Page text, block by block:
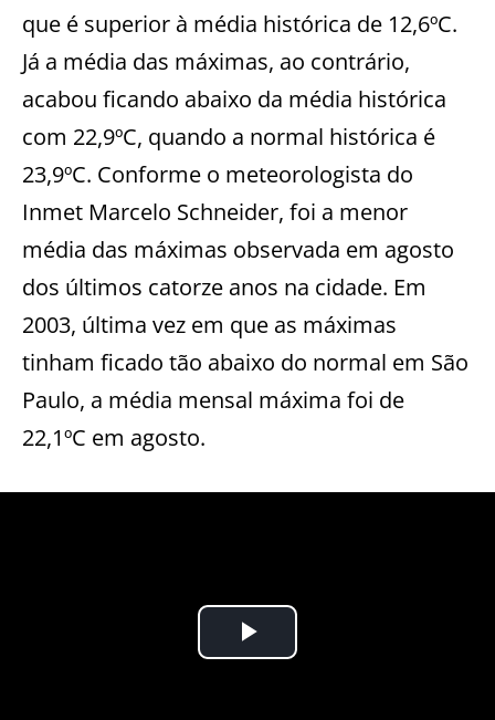
que é superior à média histórica de 12,6ºC.
Já a média das máximas, ao contrário,
acabou ficando abaixo da média histórica
com 22,9ºC, quando a normal histórica é
23,9ºC. Conforme o meteorologista do
Inmet Marcelo Schneider, foi a menor
média das máximas observada em agosto
dos últimos catorze anos na cidade. Em
2003, última vez em que as máximas
tinham ficado tão abaixo do normal em São
Paulo, a média mensal máxima foi de
22,1ºC em agosto.